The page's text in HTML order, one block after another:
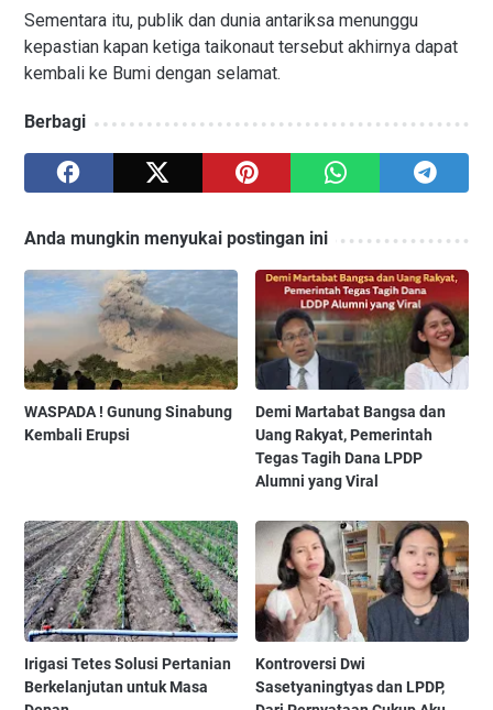
Sementara itu, publik dan dunia antariksa menunggu
kepastian kapan ketiga taikonaut tersebut akhirnya dapat
kembali ke Bumi dengan selamat.
Berbagi
Anda mungkin menyukai postingan ini
WASPADA ! Gunung Sinabung
Kembali Erupsi
Demi Martabat Bangsa dan
Uang Rakyat, Pemerintah
Tegas Tagih Dana LPDP
Alumni yang Viral
Irigasi Tetes Solusi Pertanian
Berkelanjutan untuk Masa
Kontroversi Dwi
Sasetyaningtyas dan LPDP,